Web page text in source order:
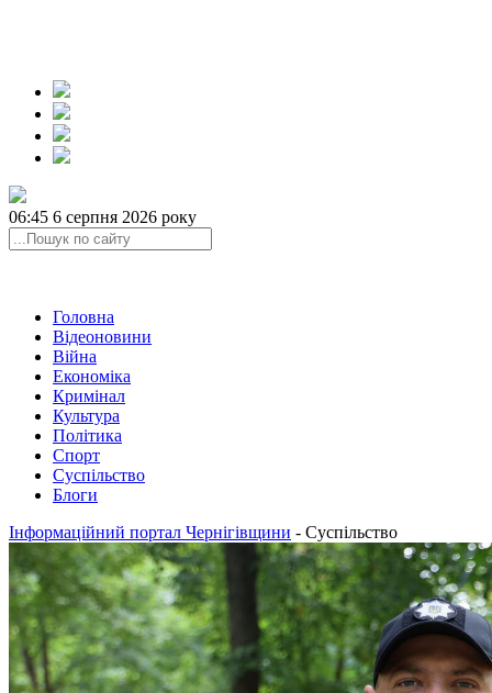
06:46 6 серпня 2026 року
Головна
Відеоновини
Війна
Економіка
Кримінал
Культура
Політика
Спорт
Суспільство
Блоги
Інформаційний портал Чернігівщини - Суспільство